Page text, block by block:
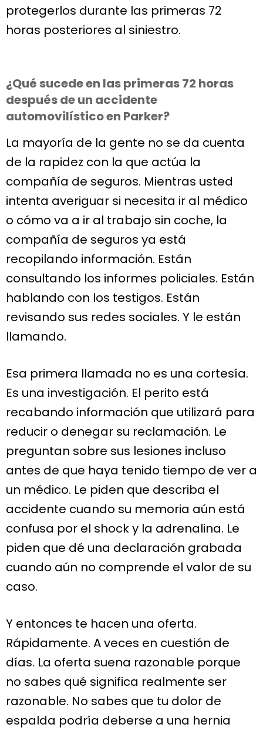
protegerlos durante las primeras 72
horas posteriores al siniestro.
¿Qué sucede en las primeras 72 horas
después de un accidente
automovilístico en Parker?
La mayoría de la gente no se da cuenta
de la rapidez con la que actúa la
compañía de seguros. Mientras usted
intenta averiguar si necesita ir al médico
o cómo va a ir al trabajo sin coche, la
compañía de seguros ya está
recopilando información. Están
consultando los informes policiales. Están
hablando con los testigos. Están
revisando sus redes sociales. Y le están
llamando.
Esa primera llamada no es una cortesía.
Es una investigación. El perito está
recabando información que utilizará para
reducir o denegar su reclamación. Le
preguntan sobre sus lesiones incluso
antes de que haya tenido tiempo de ver a
un médico. Le piden que describa el
accidente cuando su memoria aún está
confusa por el shock y la adrenalina. Le
piden que dé una declaración grabada
cuando aún no comprende el valor de su
caso.
Y entonces te hacen una oferta.
Rápidamente. A veces en cuestión de
días. La oferta suena razonable porque
no sabes qué significa realmente ser
razonable. No sabes que tu dolor de
espalda podría deberse a una hernia